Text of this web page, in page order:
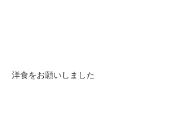
洋食をお願いしました